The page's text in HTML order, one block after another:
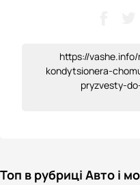
https://
kondytsionera-
pryzvesty-
Топ в рубриці Авто і